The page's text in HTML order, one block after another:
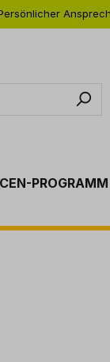
PROGRAMM